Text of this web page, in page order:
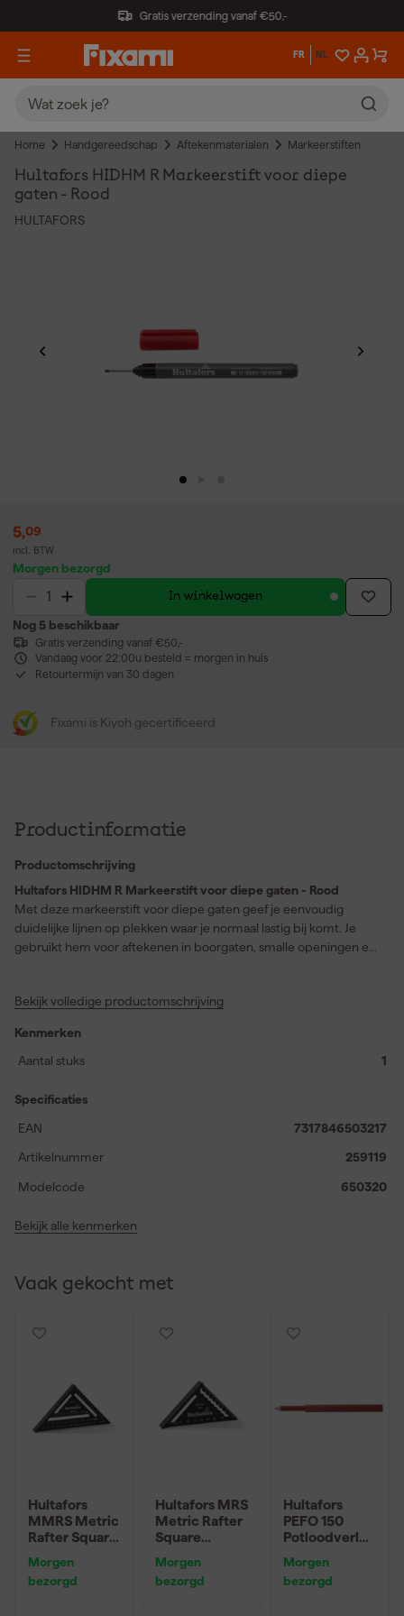
Gratis verzending vanaf €50,-
FR NL
Home Handgereedschap Aftekenmaterialen Markeerstiften
Hultafors HIDHM R Markeerstift voor diepe
gaten - Rood
HULTAFORS
5,09
incl. BTW
Morgen bezorgd
In winkelwagen
Nog 5 beschikbaar
Gratis verzending vanaf €50,-
Vandaag voor 22:00u besteld = morgen in huis
Retourtermijn van 30 dagen
Fixami is Kiyoh gecertificeerd
Productinformatie
Productomschrijving
Hultafors HIDHM R Markeerstift voor diepe gaten - Rood
Met deze markeerstift voor diepe gaten geef je eenvoudig
duidelijke lijnen op plekken waar je normaal lastig bij komt. Je
gebruikt hem voor aftekenen in boorgaten, smalle openingen en
zichtbaar blijft tijdens je klus. Daardoor is dit een handige keuze
nauwkeurig werken telt. Je pakt snel en precies aan wat je wilt
markeren en je houdt meer controle bij montage en
zonder onnodig zoeken naar een alternatief.
Bekijk volledige productomschrijving
Kenmerken
Aantal stuks
1
Specificaties
EAN
7317846503217
Artikelnummer 259119
Modelcode 650320
Bekijk alle kenmerken
Vaak gekocht met
Hultafors
MMRS Metric
Rafter Square
k - 18 cm
Morgen
bezorgd
Hultafors MRS
Metric Rafter
Square
k - 11 cm
Morgen
bezorgd
Hultafors
PEFO 150
Potloodverlen
150mm
Morgen
bezorgd